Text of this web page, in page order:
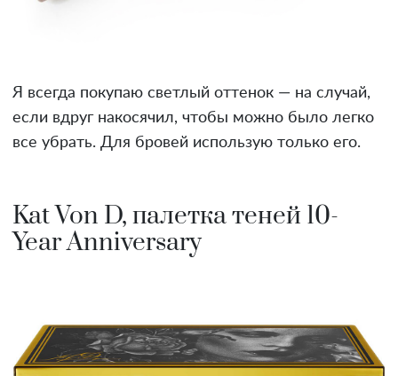
Я всегда покупаю светлый оттенок — на случай,
если вдруг накосячил, чтобы можно было легко
все убрать. Для бровей использую только его.
Kat Von D, палетка теней 10-
Year Anniversary